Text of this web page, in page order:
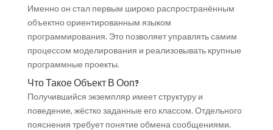
Именно он стал первым широко распространённым
объектно ориентированным языком
программирования. Это позволяет управлять самим
процессом моделирования и реализовывать крупные
программные проекты.
Что Такое Объект В Ооп?
Получившийся экземпляр имеет структуру и
поведение, жёстко заданные его классом. Отдельного
пояснения требует понятие обмена сообщениями.